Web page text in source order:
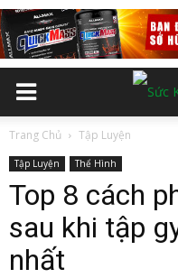
Trang Chủ Tập Luyện
Tập Luyện Thể Hình
Top 8 cách
sau khi tập
nhất